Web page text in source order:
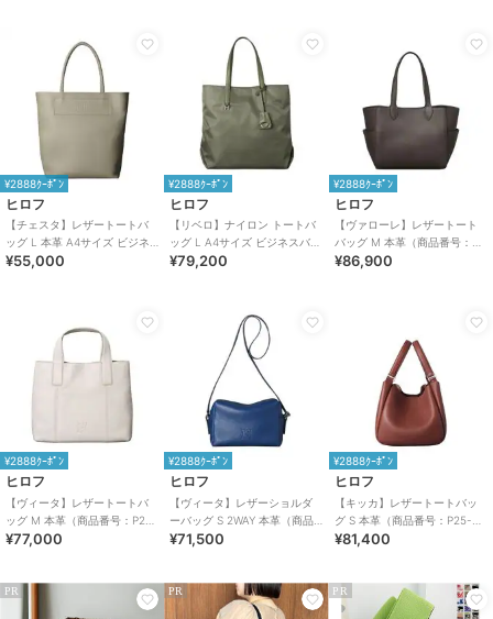
¥2888ｸｰﾎﾟﾝ
ヒロフ
【チェスタ】レザートートバ
ッグ L 本革 A4サイズ ビジネ
スバッグ（商品番号：P25-
¥55,000
¥2888ｸｰﾎﾟﾝ
ヒロフ
【リベロ】ナイロン トートバ
ッグ L A4サイズ ビジネスバッ
グ（商品番号：P25-39314）
¥79,200
¥2888ｸｰﾎﾟﾝ
ヒロフ
【ヴァローレ】レザートート
バッグ M 本革（商品番号：
P25-35313）
¥86,900
¥2888ｸｰﾎﾟﾝ
ヒロフ
【ヴィータ】レザートートバ
ッグ M 本革（商品番号：P25-
20410）
¥77,000
¥2888ｸｰﾎﾟﾝ
ヒロフ
【ヴィータ】レザーショルダ
ーバッグ S 2WAY 本革（商品
番号：P25-20020）
¥71,500
¥2888ｸｰﾎﾟﾝ
ヒロフ
【キッカ】レザートートバッ
グ S 本革（商品番号：P25-
35662）
¥81,400
PR PR PR